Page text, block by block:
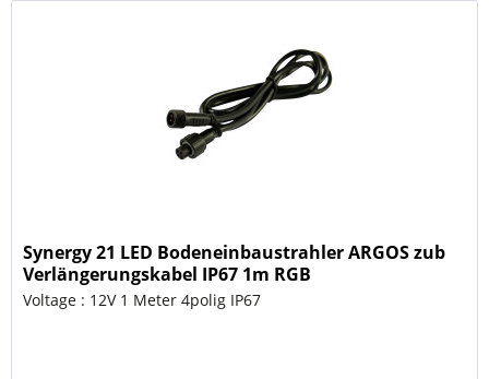
Synergy 21 LED Bodeneinbaustrahler ARGOS zub
Verlängerungskabel IP67 1m RGB
Voltage : 12V 1 Meter 4polig IP67